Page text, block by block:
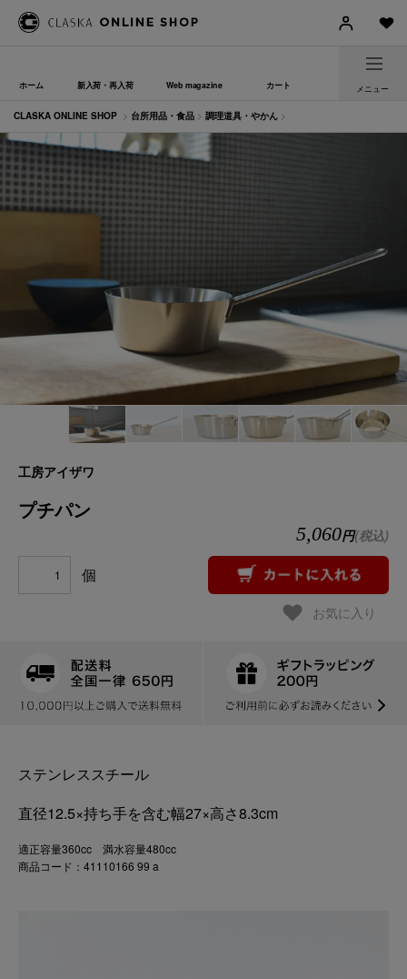
ホーム 新入荷・再入荷 Web magazine カート メニュー
CLASKA ONLINE SHOP > 台所用品・食品 > 調理道具・やかん >
工房アイザワ
プチパン
5,060円(税込)
個
お気に入り
ステンレススチール
直径12.5×持ち手を含む幅27×高さ8.3cm
適正容量360cc 満水容量480cc
商品コード：41110166 99 a